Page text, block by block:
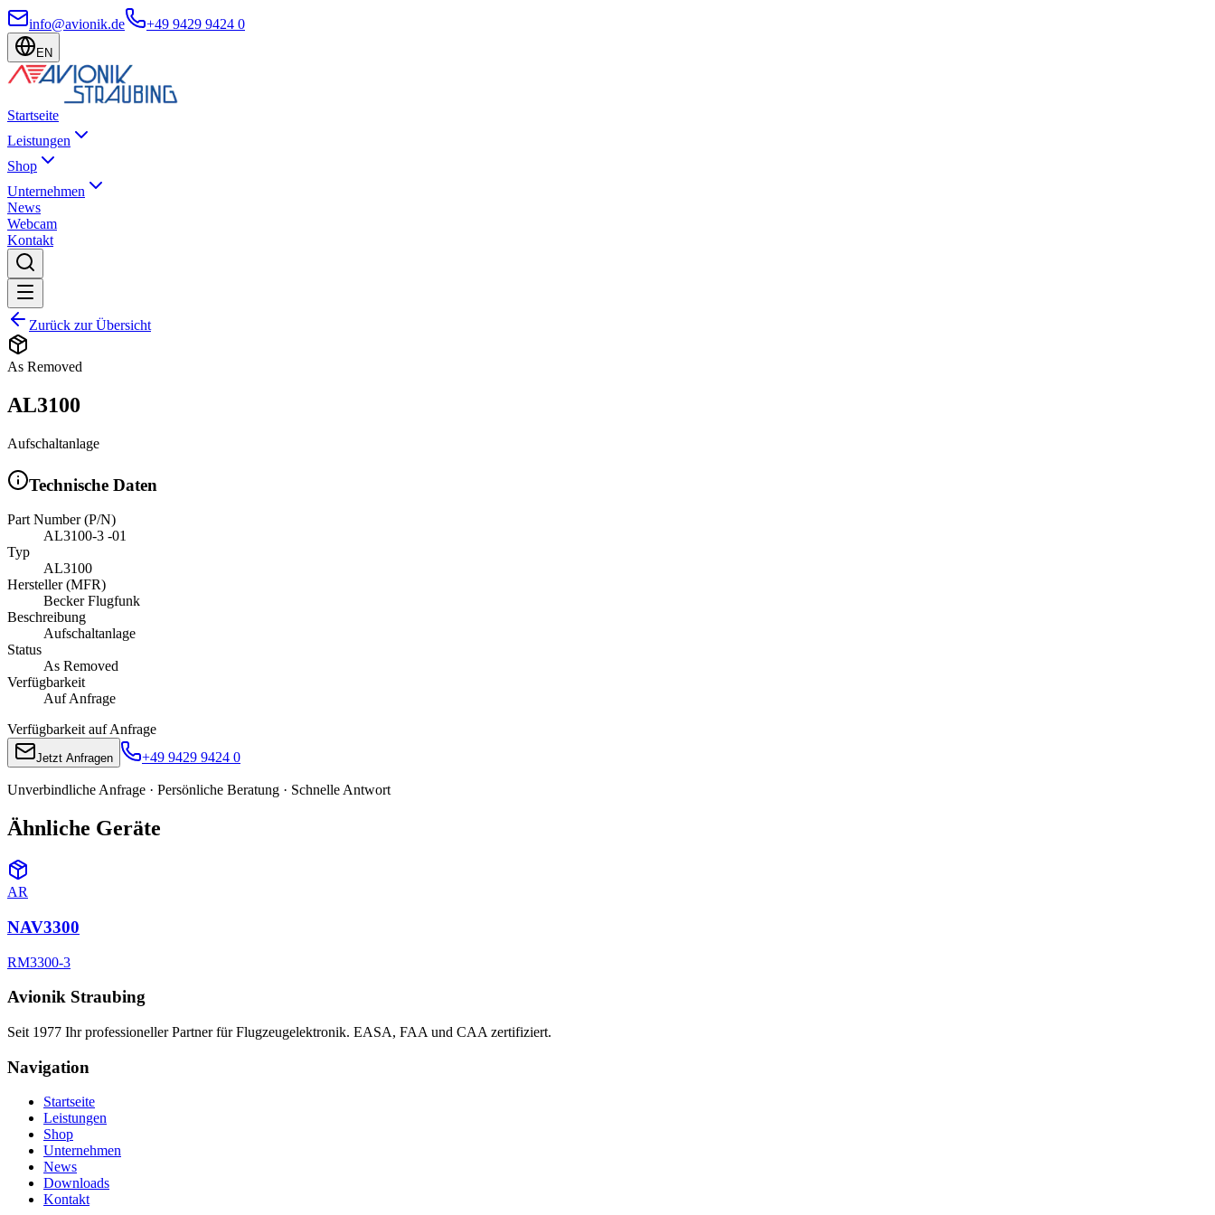
info@avionik.de +49 9429 9424 0
EN
Startseite
Leistungen
Shop
Unternehmen
News
Webcam
Kontakt
Zurück zur Übersicht
As Removed
AL3100
Aufschaltanlage
Technische Daten
Part Number (P/N)
AL3100-3 -01
Typ
AL3100
Hersteller (MFR)
Becker Flugfunk
Beschreibung
Aufschaltanlage
Status
As Removed
Verfügbarkeit
Auf Anfrage
Verfügbarkeit auf Anfrage
Jetzt Anfragen +49 9429 9424 0
Unverbindliche Anfrage · Persönliche Beratung · Schnelle Antwort
Ähnliche Geräte
AR
NAV3300
RM3300-3
Avionik Straubing
Seit 1977 Ihr professioneller Partner für Flugzeugelektronik. EASA, FAA und CAA zertifiziert.
Navigation
Startseite
Leistungen
Shop
Unternehmen
News
Downloads
Kontakt